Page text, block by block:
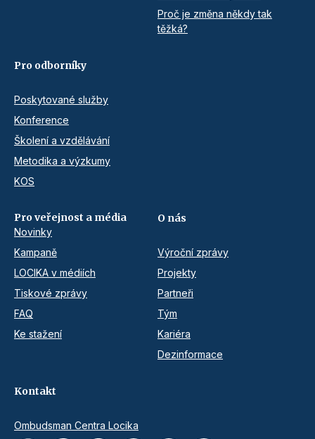
Proč je změna někdy tak
těžká?
Pro odborníky
Poskytované služby
Konference
Školení a vzdělávání
Metodika a výzkumy
KOS
Pro veřejnost a média
Novinky
Kampaně
LOCIKA v médiích
Tiskové zprávy
FAQ
Ke stažení
O nás
Výroční zprávy
Projekty
Partneři
Tým
Kariéra
Dezinformace
Kontakt
Ombudsman Centra Locika